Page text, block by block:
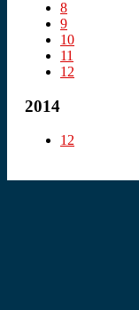
8
9
10
11
12
2014
12